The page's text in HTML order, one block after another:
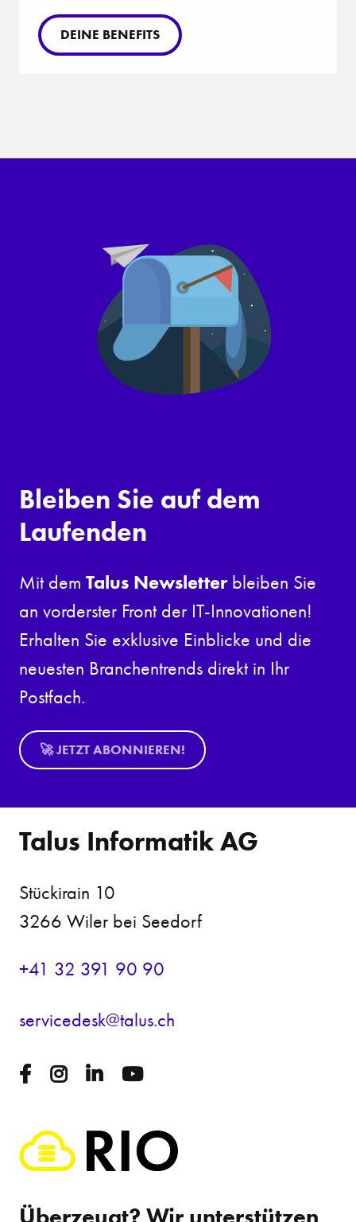
DEINE BENEFITS
Bleiben Sie auf dem
Laufenden
Mit dem Talus Newsletter bleiben Sie
an vorderster Front der IT-Innovationen!
Erhalten Sie exklusive Einblicke und die
neuesten Branchentrends direkt in Ihr
Postfach.
🚀 JETZT ABONNIEREN!
Talus Informatik AG
Stückirain 10
3266 Wiler bei Seedorf
+41 32 391 90 90
s rv c d sk t l s ch
Überzeugt? Wir unterstützen